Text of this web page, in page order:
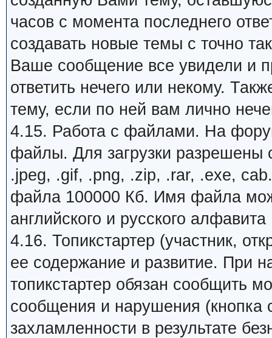
часов с момента последнего
создавать новые темы с точно
Ваше сообщение все увидели и
ответить нечего или некому.
тему, если по ней вам лично
4.15. Работа с файлами. На
файлы. Для загрузки
.jpeg, .gif, .png, .zip, .rar, .exe,
файла 100000 Кб. Имя файла
английского и русского алфавита
4.16. Топикстартер (участник,
ее содержание и развитие. При
топикстартер обязан сообщить
сообщения и нарушения
захламленности в результате